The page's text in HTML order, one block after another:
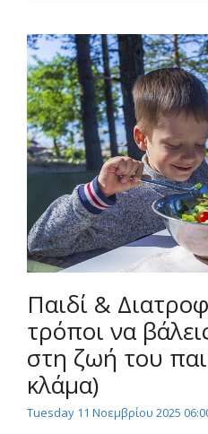
Παιδί &
τρόποι να
στη ζωή του
κλάμα)
Tuesday 11 Νοεμβρίου 2025